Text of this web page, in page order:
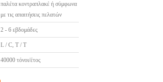
παλέτα κοντραπλακέ ή σύμφωνα
με τις απαιτήσεις πελατών
2 - 6 εβδομάδες
L / C, T / T
40000 τόνοι/έτος